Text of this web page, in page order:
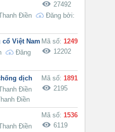
27492
Điền
Đăng bởi:
Mã số: 1249
12202
Việt Nam
Đăng
Mã số: 1891
2195
dịch
Điền
Điền
Mã số: 1536
6119
Điền